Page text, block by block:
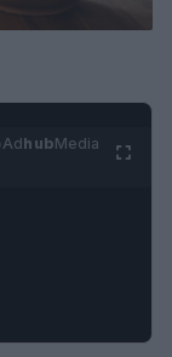
AdhubMedia